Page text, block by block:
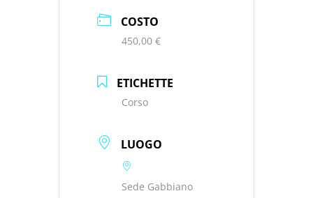
COSTO
450,00 €
ETICHETTE
Corso
LUOGO
Sede Gabbiano